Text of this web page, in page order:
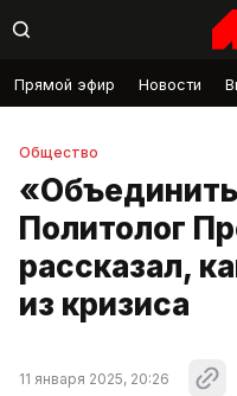
Прямой эфир Новости
Общество
Политолог
рассказал,
из кризиса
11 января 2025, 20:26